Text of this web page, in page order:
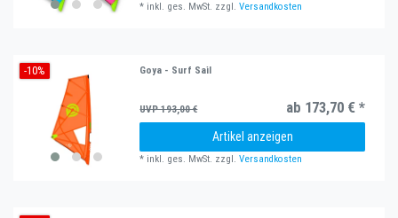
* inkl. ges. MwSt. zzgl.Versandkosten
-10% Goya - Surf Sail
UVP 193,00 € ab 173,70 € *
Artikel anzeigen
* inkl. ges. MwSt. zzgl.Versandkosten